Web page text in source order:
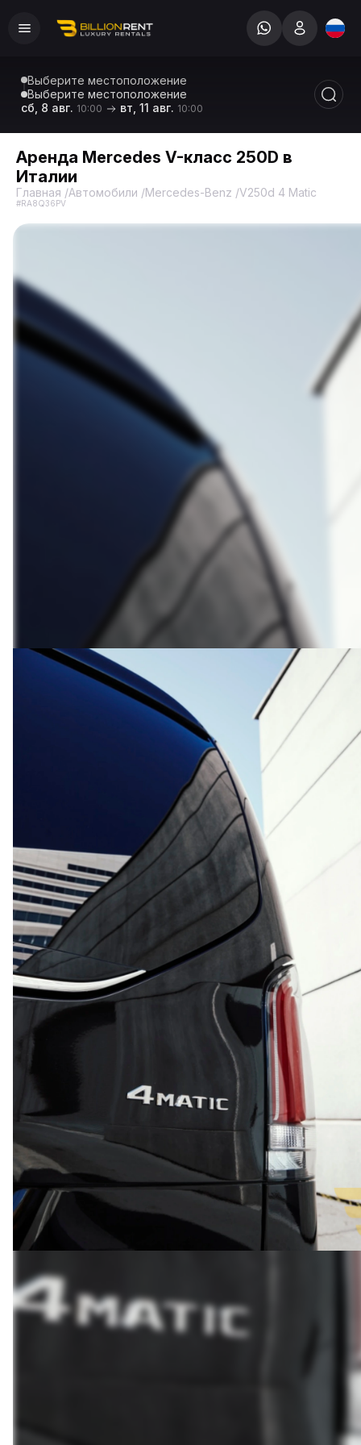
Выберите местоположение
Выберите местоположение
сб, 8 авг. 10:00 вт, 11 авг. 10:00
Аренда Mercedes V-класс 250D в
Италии
Главная /Автомобили /Mercedes-Benz /V250d 4 Matic Extra
#RA8Q36PV